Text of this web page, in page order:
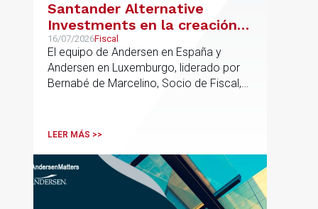
Santander Alternative
Investments en la creación
de un nuevo fondo dirigido a
la financiación de pymes
europeas
16/07/2026Fiscal
El equipo de Andersen en España y
Andersen en Luxemburgo, liderado por
Bernabé de Marcelino, Socio de Fiscal,
formación del fondo, hasta el primer
LEER MÁS >>